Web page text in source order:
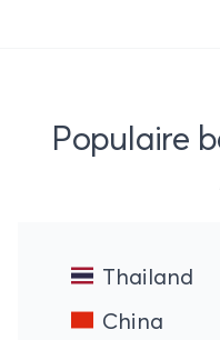
Populaire
Thailand
China